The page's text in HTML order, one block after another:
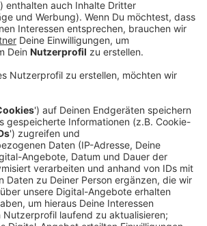
. Dabei geht es um
Beide Kommunen
Blitzer zusammen mieten.
Gerät und die Schulungen sowie die
beide Rathäuser untereinander
beteiligt sich mit einem
eine Sprecherin